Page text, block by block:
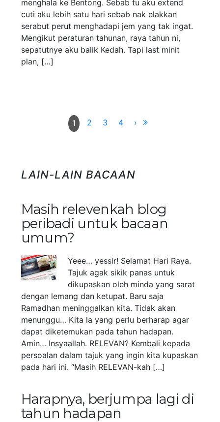
menghala ke Bentong. Sebab tu aku extend
cuti aku lebih satu hari sebab nak elakkan
serabut perut menghadapi jem yang tak ingat.
Mengikut peraturan tahunan, raya tahun ni,
sepatutnye aku balik Kedah. Tapi last minit
plan, […]
1 2 3 4 ›
LAIN-LAIN BACAAN
Masih relevenkah blog
peribadi untuk bacaan
umum?
Yeee… yessir! Selamat Hari Raya.
Tajuk agak sikik panas untuk
dikupaskan oleh minda yang sarat
dengan lemang dan ketupat. Baru saja
Ramadhan meninggalkan kita. Tidak akan
menunggu… Kita la yang perlu berharap agar
dapat diketemukan pada tahun hadapan.
Amin… Insyaallah. RELEVAN? Kembali kepada
persoalan dalam tajuk yang ingin kita kupaskan
pada hari ini. “Masih RELEVAN-kah […]
Harapnya, berjumpa lagi di
tahun hadapan